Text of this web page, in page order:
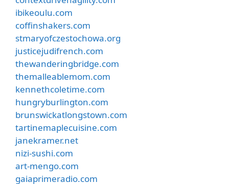
ibikeoulu.com
coffinshakers.com
stmaryofczestochowa.org
justicejudifrench.com
thewanderingbridge.com
themalleablemom.com
kennethcoletime.com
hungryburlington.com
brunswickatlongstown.com
tartinemaplecuisine.com
janekramer.net
nizi-sushi.com
art-mengo.com
gaiaprimeradio.com